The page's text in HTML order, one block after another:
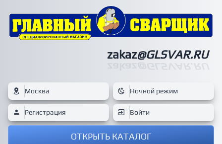
zakaz@GLSVAR.RU
Москва Ночной режим
Регистрация Войти
ОТКРЫТЬ КАТАЛОГ